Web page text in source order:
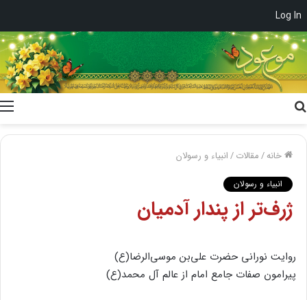
Log In
خانه/مقالات/انبیاء و رسولان
انبیاء و رسولان
ژرف‌تر از پندار آدمیان
روایت نورانی حضرت علی‌بن موسی‌الرضا(ع)
پیرامون صفات جامع امام از عالم آل محمد(ع)